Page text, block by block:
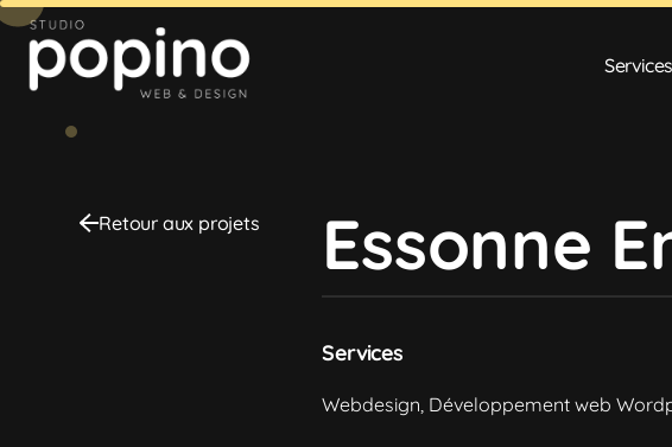
Services
Retour aux projets Essonne
Services
Webdesign, Développement web